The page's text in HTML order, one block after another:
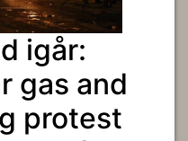
igår:
gas and
protest